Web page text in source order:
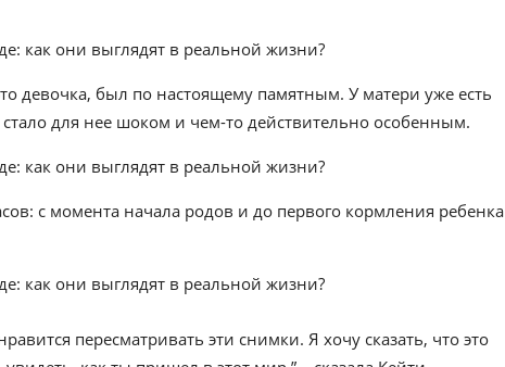
девочка, был по настоящему памятным. У матери уже есть
для нее шоком и чем-то действительно особенным.
с момента начала родов и до первого кормления ребенка
пересматривать эти снимки. Я хочу сказать, что это